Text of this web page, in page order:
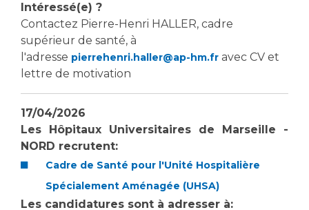
Intéressé(e) ?
Contactez Pierre-Henri HALLER, cadre
supérieur de santé, à
l'adresse pierrehenri.haller@ap-hm.fr avec CV et
lettre de motivation
17/04/2026
Les Hôpitaux Universitaires de Marseille -
NORD recrutent:
Cadre de Santé pour l'Unité Hospitalière
Spécialement Aménagée (UHSA)
Les candidatures sont à adresser à: